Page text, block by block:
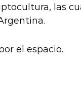
las
el espacio.